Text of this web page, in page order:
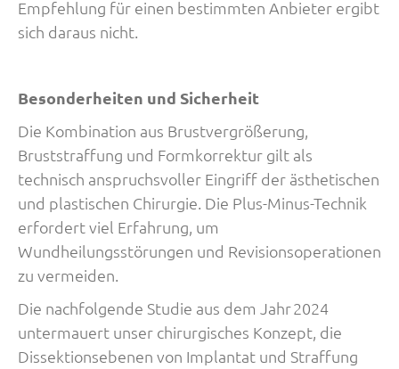
Empfehlung für einen bestimmten Anbieter ergibt
sich daraus nicht.
Besonderheiten und Sicherheit
Die Kombination aus Brustvergrößerung,
Bruststraffung und Formkorrektur gilt als
technisch anspruchsvoller Eingriff der ästhetischen
und plastischen Chirurgie. Die Plus-Minus-Technik
erfordert viel Erfahrung, um
Wundheilungsstörungen und Revisionsoperationen
zu vermeiden.
Die nachfolgende Studie aus dem Jahr 2024
untermauert unser chirurgisches Konzept, die
Dissektionsebenen von Implantat und Straffung